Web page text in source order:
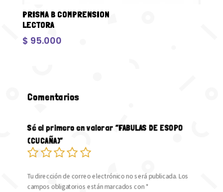
PRISMA B COMPRENSION
LECTORA
$ 95.000
Comentarios
Sé el primero en valorar “FABULAS DE ESOPO
(CUCAÑA)”
Tu dirección de correo electrónico no será publicada. Los
campos obligatorios están marcados con*